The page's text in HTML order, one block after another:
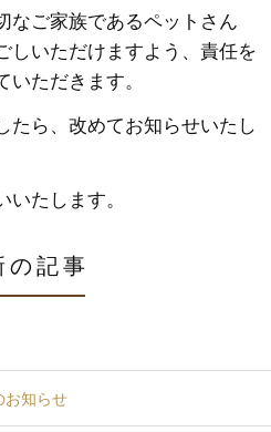
なご家族であるペットさん
しいただけますよう、責任を
ただきます。
たら、改めてお知らせいたし
たします。
の記事
お知らせ